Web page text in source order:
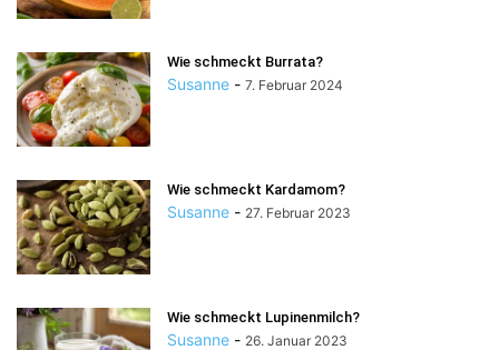
Wie schmeckt Burrata?
Susanne - 7. Februar 2024
Wie schmeckt Kardamom?
Susanne - 27. Februar 2023
Wie schmeckt Lupinenmilch?
Susanne - 26. Januar 2023